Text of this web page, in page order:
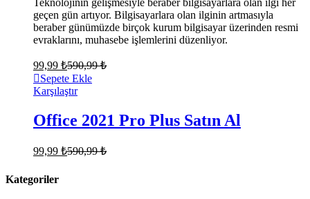
geçen gün artıyor. Bilgisayarlara olan ilginin artmasıyla
beraber günümüzde birçok kurum bilgisayar üzerinden resmi
evraklarını, muhasebe işlemlerini düzenliyor.
99,99 ₺590,99₺
Sepete Ekle
Karşılaştır
Office 2021 Pro Plus Satın Al
99,99 ₺590,99₺
Kategoriler